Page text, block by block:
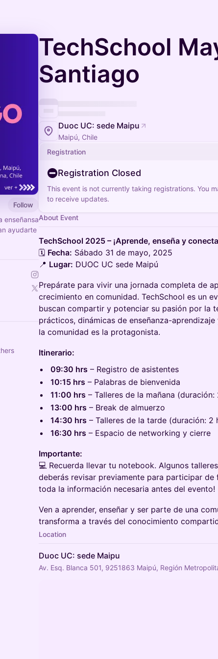
Follow
enseñansa
ayudarte
TechSchool
Santiago
Duoc UC: sede Maipu
Maipú, Chile
Registration
Registration Closed
This event is not currently taking registrations. You
to receive updates.
About Event
TechSchool 2025 – ¡Aprende, enseña y
🗓 Fecha: Sábado 31 de mayo, 2025
📍 Lugar: DUOC UC sede Maipú
Prepárate para vivir una jornada completa de
crecimiento en comunidad. TechSchool es un
buscan compartir y potenciar su pasión por la
prácticos, dinámicas de enseñanza-
la comunidad es la protagonista.
Itinerario:
09:30 hrs – Registro de asistentes
10:15 hrs – Palabras de bienvenida
11:00 hrs – Talleres de la mañana (duración:
13:00 hrs – Break de almuerzo
14:30 hrs – Talleres de la tarde (duración: 2
16:30 hrs – Espacio de networking y cierre
Importante:
💻 Recuerda llevar tu notebook. Algunos
deberás revisar previamente para participar de
toda la información necesaria antes del evento!
Ven a aprender, enseñar y ser parte de una
transforma a través del conocimiento
Location
Duoc UC: sede Maipu
Av. Esq. Blanca 501, 9251863 Maipú, Región